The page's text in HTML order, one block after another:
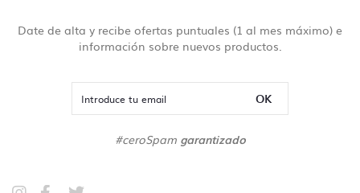
Date de alta y recibe ofertas puntuales (1 al mes máximo) e
información sobre nuevos productos.
OK
#ceroSpam garantizado